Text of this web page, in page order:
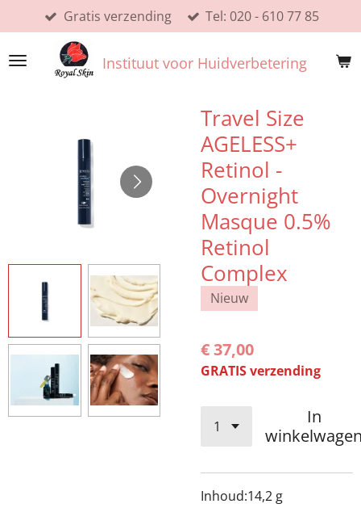
direct
naar
Instituut voor Huidverbetering
Gratis verzending Tel: 020 - 610 77 85
Travel Size
AGELESS+
Retinol -
Overnight
Masque 0.5%
Retinol
Complex
Nieuw
€ 37,00
GRATIS verzending
In
Inhoud:14,2 g